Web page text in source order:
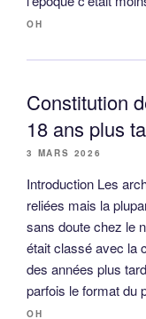
OH
Constitution
18 ans plus
3 MARS 2026
Introduction Les
reliées mais la
sans doute chez le
était classé avec la
des années plus
parfois le format du
OH